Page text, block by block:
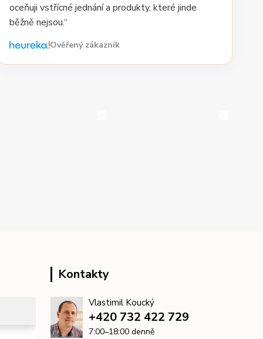
oceňuji vstřícné jednání a produkty, které jinde
běžně nejsou.“
Ověřený zákazník
Kontakty
Vlastimil Koucký
+420 732 422 729
7:00–18:00 denně